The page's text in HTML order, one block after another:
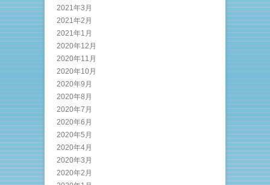
2021年3月
2021年2月
2021年1月
2020年12月
2020年11月
2020年10月
2020年9月
2020年8月
2020年7月
2020年6月
2020年5月
2020年4月
2020年3月
2020年2月